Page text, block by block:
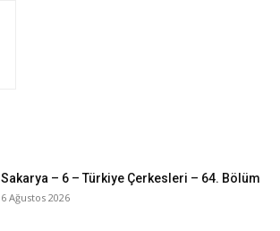
Sakarya – 6 – Türkiye Çerkesleri – 64. Bölüm
6 Ağustos 2026